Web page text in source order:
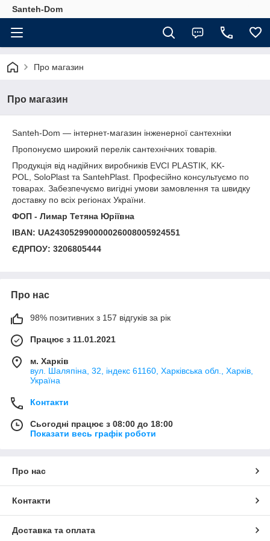
Santeh-Dom
Про магазин
Про магазин
Santeh-Dom — інтернет-магазин інженерної сантехніки
Пропонуємо широкий перелік сантехнічних товарів.
Продукція від надійних виробників EVCI PLASTIK, KK-
POL, SoloPlast та SantehPlast. Професійно консультуємо по
товарах. Забезпечуємо вигідні умови замовлення та швидку
доставку по всіх регіонах України.
ФОП - Лимар Тетяна Юріївна
IBAN: UA243052990000026008005924551
ЄДРПОУ: 3206805444
Про нас
98% позитивних з 157 відгуків за рік
Працює з 11.01.2021
м. Харків
вул. Шаляпіна, 32, індекс 61160, Харківська обл., Харків,
Україна
Контакти
Сьогодні працює з 08:00 до 18:00
Показати весь графік роботи
Про нас
Контакти
Доставка та оплата